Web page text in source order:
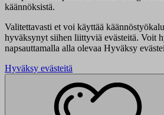
käännöksistä.
Valitettavasti et voi käyttää
hyväksynyt siihen liittyviä evästeitä. Voit
napsauttamalla alla olevaa Hyväksy
Hyväksy evästeitä